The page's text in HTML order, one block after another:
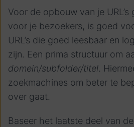
Voor de opbouw van je
voor je bezoekers, is goed
URL’s die goed leesbaar en
zijn. Een prima structuur om
domein/subfolder/titel.
zoekmachines om beter te
over gaat.
Baseer het laatste deel van